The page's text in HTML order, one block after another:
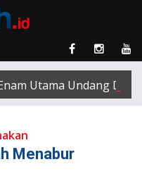
Utama Undang
Menabur